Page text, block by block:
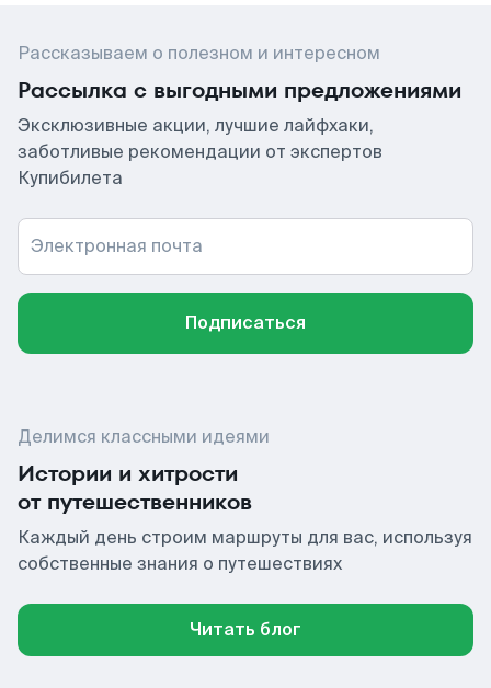
Рассказываем о полезном и интересном
Рассылка с выгодными предложениями
Эксклюзивные акции, лучшие лайфхаки,
заботливые рекомендации от экспертов
Купибилета
Электронная почта
Подписаться
Делимся классными идеями
Истории и хитрости
от путешественников
Каждый день строим маршруты для вас, используя
собственные знания о путешествиях
Читать блог